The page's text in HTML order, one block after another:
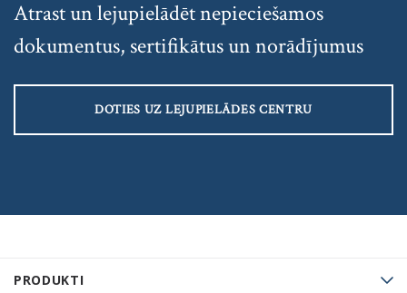
PRODUKTI
Atrast un lejupielādēt nepieciešamos
dokumentus, sertifikātus un norādījumus
DOTIES UZ LEJUPIELĀDES CENTRU